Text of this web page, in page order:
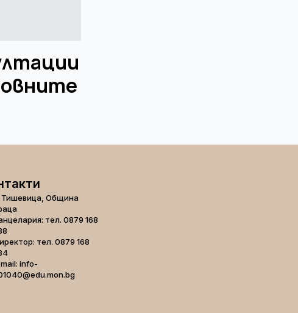
Тишевица, Община
тел. 0879 168
тел. 0879 168
info-